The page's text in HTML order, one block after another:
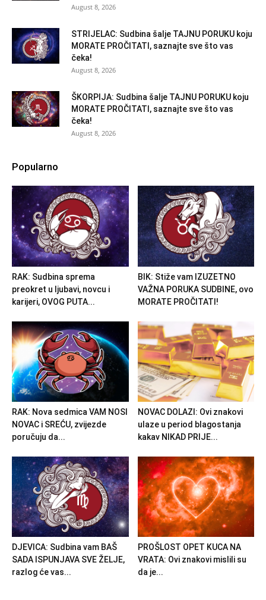
August 8, 2026
STRIJELAC: Sudbina šalje TAJNU PORUKU koju
MORATE PROČITATI, saznajte sve što vas
čeka!
August 8, 2026
ŠKORPIJA: Sudbina šalje TAJNU PORUKU koju
MORATE PROČITATI, saznajte sve što vas
čeka!
August 8, 2026
Popularno
RAK: Sudbina sprema
preokret u ljubavi, novcu i
karijeri, OVOG PUTA...
BIK: Stiže vam IZUZETNO
VAŽNA PORUKA SUDBINE, ovo
MORATE PROČITATI!
RAK: Nova sedmica VAM NOSI
NOVAC i SREĆU, zvijezde
poručuju da...
NOVAC DOLAZI: Ovi znakovi
ulaze u period blagostanja
kakav NIKAD PRIJE...
DJEVICA: Sudbina vam BAŠ
SADA ISPUNJAVA SVE ŽELJE,
razlog će vas...
PROŠLOST OPET KUCA NA
VRATA: Ovi znakovi mislili su
da je...